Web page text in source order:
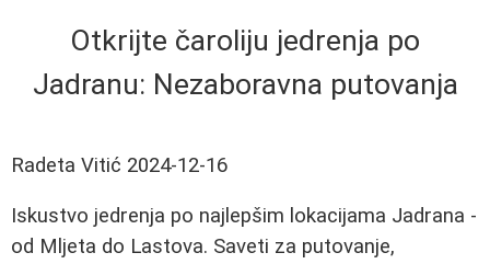
Otkrijte čaroliju jedrenja po
Jadranu: Nezaboravna putovanja
Radeta Vitić 2024-12-16
Iskustvo jedrenja po najlepšim lokacijama Jadrana -
od Mljetа do Lastova. Saveti za putovanje,